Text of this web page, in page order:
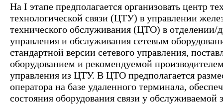
На I этапе предполагается организовать центр
технологической связи (ЦТУ) в управлении
технического обслуживания (ЦТО) в
управления и обслуживания сетевым
стандартной версии сетевого управления,
оборудованием и рекомендуемой
управления из ЦТУ. В ЦТО предполагается
оператора на базе удаленного терминала,
состояния оборудования связи у обслуживаемой